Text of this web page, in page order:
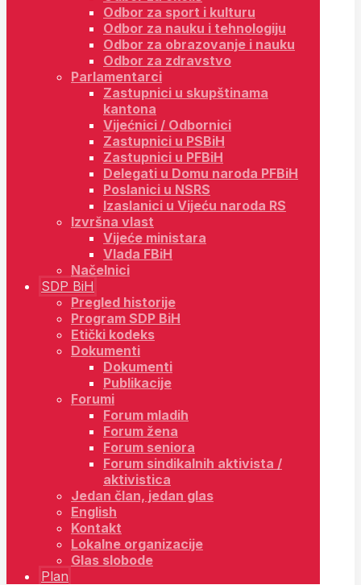
Odbor za sport i kulturu
Odbor za nauku i tehnologiju
Odbor za obrazovanje i nauku
Odbor za zdravstvo
Parlamentarci
Zastupnici u skupštinama
kantona
Vijećnici / Odbornici
Zastupnici u PSBiH
Zastupnici u PFBiH
Delegati u Domu naroda PFBiH
Poslanici u NSRS
Izaslanici u Vijeću naroda RS
Izvršna vlast
Vijeće ministara
Vlada FBiH
Načelnici
SDP BiH
Pregled historije
Program SDP BiH
Etički kodeks
Dokumenti
Dokumenti
Publikacije
Forumi
Forum mladih
Forum žena
Forum seniora
Forum sindikalnih aktivista /
aktivistica
Jedan član, jedan glas
English
Kontakt
Lokalne organizacije
Glas slobode
Plan